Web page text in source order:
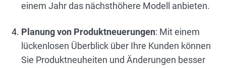
einem Jahr das nächsthöhere Modell anbieten.
Planung von Produktneuerungen: Mit einem
lückenlosen Überblick über Ihre Kunden können
Sie Produktneuheiten und Änderungen besser